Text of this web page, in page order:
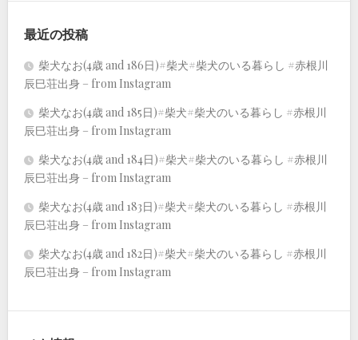
最近の投稿
柴犬なお(4歳 and 186日)#柴犬#柴犬のいる暮らし #赤根川
辰巳荘出身 – from Instagram
柴犬なお(4歳 and 185日)#柴犬#柴犬のいる暮らし #赤根川
辰巳荘出身 – from Instagram
柴犬なお(4歳 and 184日)#柴犬#柴犬のいる暮らし #赤根川
辰巳荘出身 – from Instagram
柴犬なお(4歳 and 183日)#柴犬#柴犬のいる暮らし #赤根川
辰巳荘出身 – from Instagram
柴犬なお(4歳 and 182日)#柴犬#柴犬のいる暮らし #赤根川
辰巳荘出身 – from Instagram